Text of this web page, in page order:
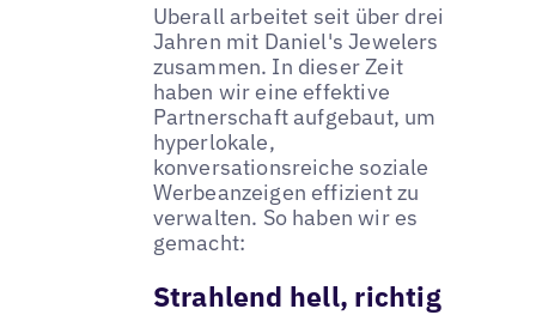
Uberall arbeitet seit über drei
Jahren mit Daniel's Jewelers
zusammen. In dieser Zeit
haben wir eine effektive
Partnerschaft aufgebaut, um
hyperlokale,
konversationsreiche soziale
Werbeanzeigen effizient zu
verwalten. So haben wir es
gemacht:
Strahlend hell, richtig